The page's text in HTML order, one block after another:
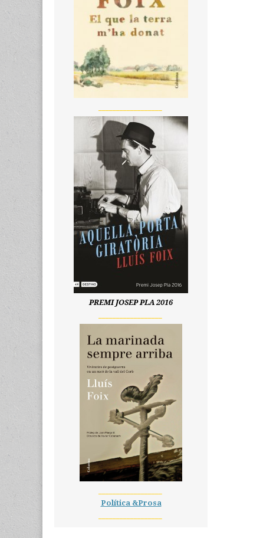
PREMI JOSEP PLA 2016
Política &Prosa